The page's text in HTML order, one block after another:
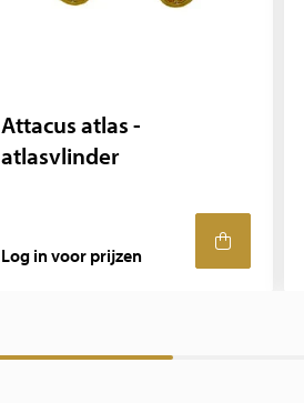
Attacus atlas -
atlasvlinder
Log in voor prijzen